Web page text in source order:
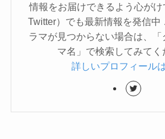
情報をお届けできるよう心が
Twitter）でも最新情報を発信中
ラマが見つからない場合は、
マ名」で検索してみてく
詳しいプロフィール